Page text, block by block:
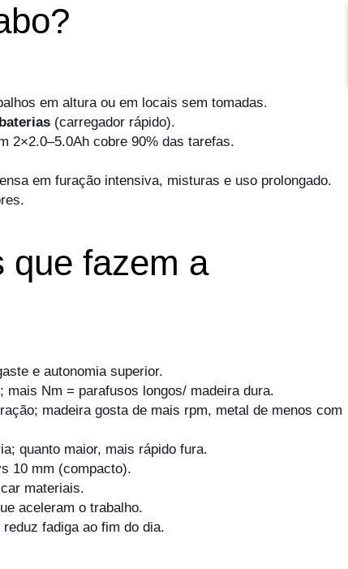
em altura ou em locais sem tomadas.
(carregador rápido).
2×2.0–5.0Ah cobre 90% das tarefas.
em furação intensiva, misturas e uso prolongado.
que fazem a
e autonomia superior.
mais Nm = parafusos longos/ madeira dura.
madeira gosta de mais rpm, metal de menos com
quanto maior, mais rápido fura.
10 mm (compacto).
materiais.
aceleram o trabalho.
fadiga ao fim do dia.